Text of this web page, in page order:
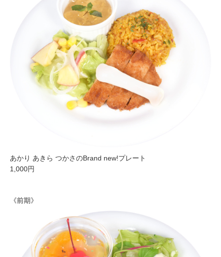
あかり あきら つかさのBrand new!プレート
1,000円
《前期》